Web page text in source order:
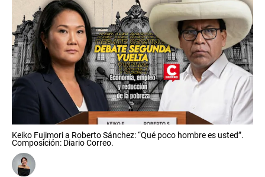
Keiko Fujimori a Roberto Sánchez: “Qué poco hombre es usted”.
Composición: Diario Correo.